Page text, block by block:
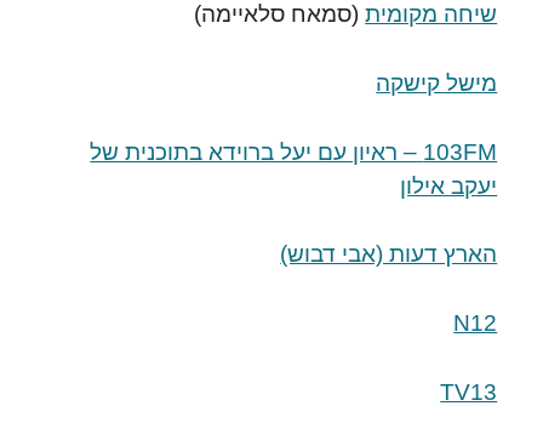
שיחה מקומית(סמאח סלאיימה)
מישל קישקה
103FM – ראיון עם יעל ברוידא בתוכנית של
יעקב אילון
הארץ דעות (אבי דבוש)
N12
TV13